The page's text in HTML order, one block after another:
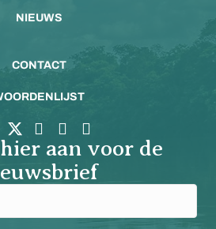
NIEUWS
CONTACT
aan voor de